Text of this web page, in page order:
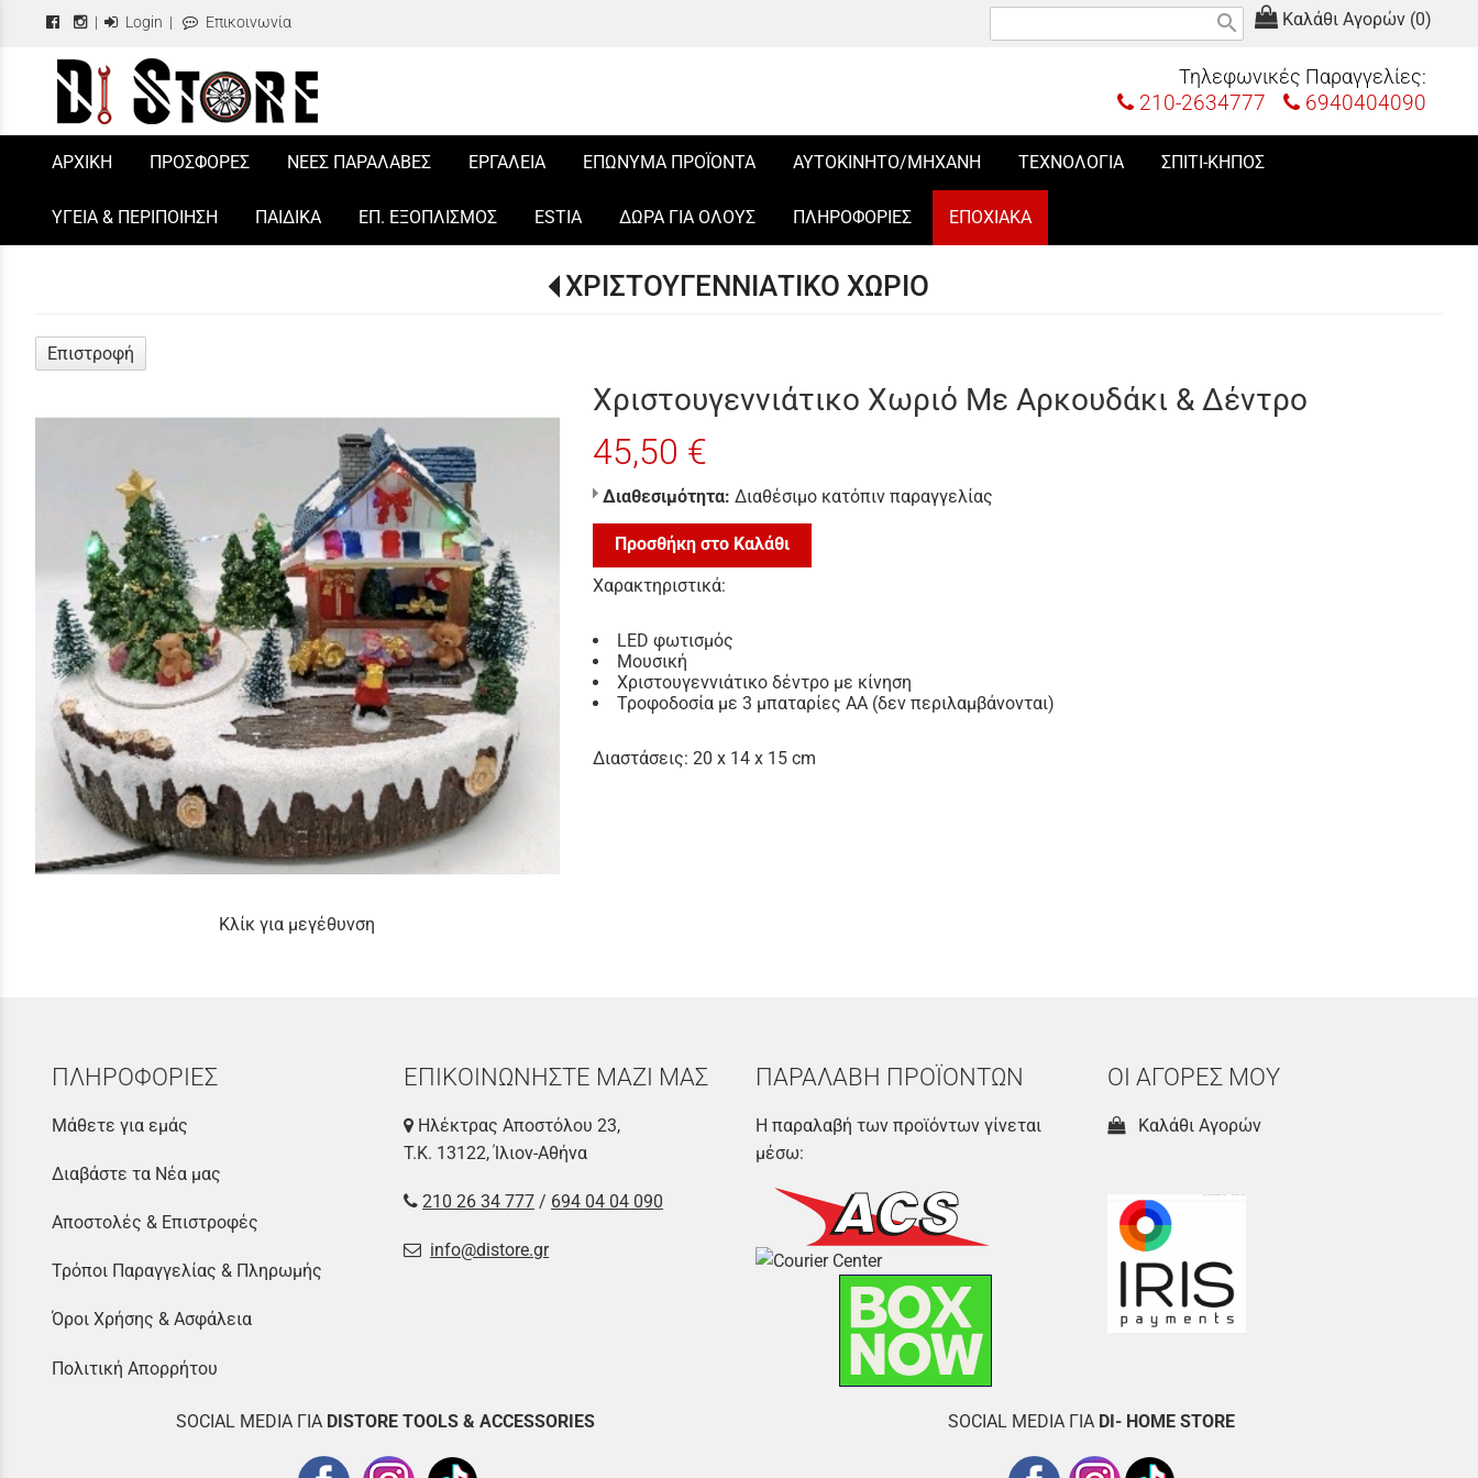
| Login | Επικοινωνία Καλάθι Αγορών (0)
search
Τηλεφωνικές Παραγγελίες:
210-2634777 6940404090
/
ΑΡΧΙΚΗ ΠΡΟΣΦΟΡΕΣ ΝΕΕΣ ΠΑΡΑΛΑΒΕΣ ΕΡΓΑΛΕΙΑ ΕΠΩΝΥΜΑ ΠΡΟΪΟΝΤΑ ΑΥΤΟΚΙΝΗΤΟ/ΜΗΧΑΝΗ ΤΕΧΝΟΛΟΓΙΑ ΣΠΙΤΙ-ΚΗΠΟΣ
ΥΓΕΙΑ & ΠΕΡΙΠΟΙΗΣΗ ΠΑΙΔΙΚΑ ΕΠ. ΕΞΟΠΛΙΣΜΟΣ ESTIA ΔΩΡΑ ΓΙΑ ΟΛΟΥΣ ΠΛΗΡΟΦΟΡΙΕΣ ΕΠΟΧΙΑΚΑ
ΧΡΙΣΤΟΥΓΕΝΝΙΑΤΙΚΟ ΧΩΡΙΟ
Επιστροφή
Κλίκ για μεγέθυνση
Χριστουγεννιάτικο Χωριό Με Αρκουδάκι & Δέντρο
45,50 €
Διαθεσιμότητα: Διαθέσιμο κατόπιν παραγγελίας
Προσθήκη στο Καλάθι
Χαρακτηριστικά:
LED φωτισμός
Μουσική
Χριστουγεννιάτικο δέντρο με κίνηση
Τροφοδοσία με 3 μπαταρίες ΑΑ (δεν περιλαμβάνονται)
Διαστάσεις: 20 x 14 x 15 cm
ΠΛΗΡΟΦΟΡΙΕΣ
Μάθετε για εμάς
Διαβάστε τα Νέα μας
Αποστολές & Επιστροφές
Τρόποι Παραγγελίας & Πληρωμής
Όροι Χρήσης & Ασφάλεια
Πολιτική Απορρήτου
ΕΠΙΚΟΙΝΩΝΗΣΤΕ ΜΑΖΙ ΜΑΣ
Ηλέκτρας Αποστόλου 23,
Τ.Κ. 13122, Ίλιον-Αθήνα
210 26 34 777 / 694 04 04 090
info@distore.gr
ΠΑΡΑΛΑΒΗ ΠΡΟΪΟΝΤΩΝ
Η παραλαβή των προϊόντων γίνεται
μέσω:
ΟΙ ΑΓΟΡΕΣ ΜΟΥ
Καλάθι Αγορών
SOCIAL MEDIA ΓΙΑ DISTORE TOOLS & ACCESSORIES SOCIAL MEDIA ΓΙΑ DI- HOME STORE